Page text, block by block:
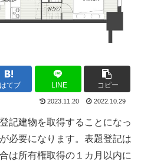
はてブ LINE コピー
2023.11.20 2022.10.29
記建物を取得することになっ
必要になります。表題登記は
は所有権取得の１カ月以内に